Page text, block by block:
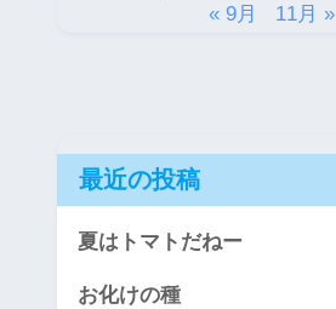
« 9月
11月 »
最近の投稿
夏はトマトだねー
お化けの種